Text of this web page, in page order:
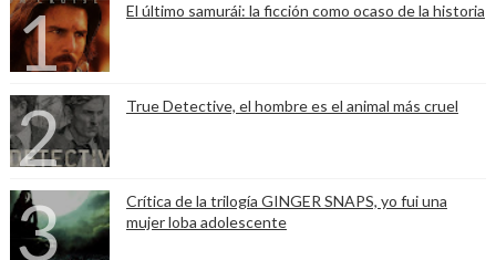
El último samurái: la ficción como ocaso de la historia
True Detective, el hombre es el animal más cruel
Crítica de la trilogía GINGER SNAPS, yo fui una
mujer loba adolescente